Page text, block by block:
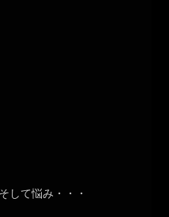
して悩み・・・